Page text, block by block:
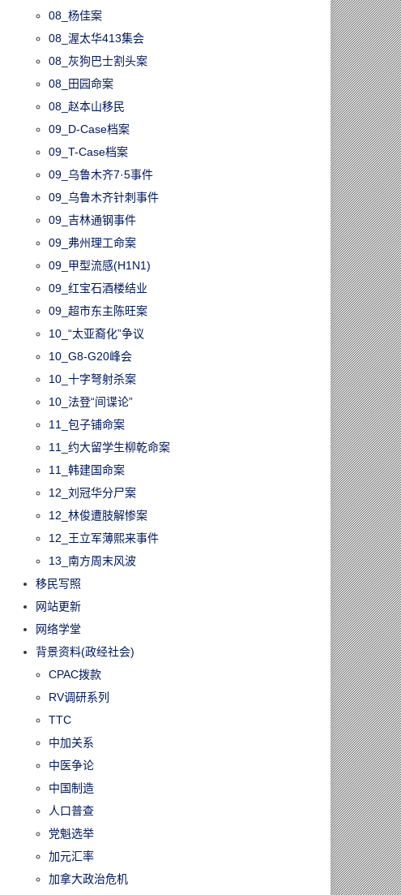
08_杨佳案
08_渥太华413集会
08_灰狗巴士割头案
08_田园命案
08_赵本山移民
09_D-Case档案
09_T-Case档案
09_乌鲁木齐7·5事件
09_乌鲁木齐针刺事件
09_吉林通钢事件
09_弗州理工命案
09_甲型流感(H1N1)
09_红宝石酒楼结业
09_超市东主陈旺案
10_“太亚裔化”争议
10_G8-G20峰会
10_十字弩射杀案
10_法登“间谍论”
11_包子铺命案
11_约大留学生柳乾命案
11_韩建国命案
12_刘冠华分尸案
12_林俊遭肢解惨案
12_王立军薄熙来事件
13_南方周末风波
移民写照
网站更新
网络学堂
背景资料(政经社会)
CPAC拨款
RV调研系列
TTC
中加关系
中医争论
中国制造
人口普查
党魁选举
加元汇率
加拿大政治危机